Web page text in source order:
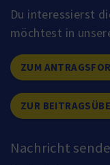
Du interessierst
möchtest in
ZUM
ZUR
Nachricht